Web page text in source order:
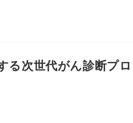
る次世代がん診断プロ